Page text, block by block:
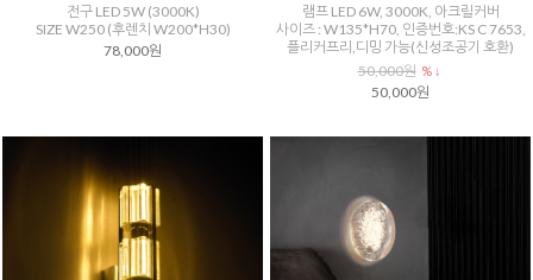
전구 LED 5W (3000K)
SIZE W250 (후렌치 W200*H30)
78,000원
램프 LED 6W, 3000K, 아크릴커버
사이즈 : W135*H70, 인증번호:KS C 7653,
플리커프리,디밍 가능(신성조공기 호환)
50,000원 % ↓
50,000원